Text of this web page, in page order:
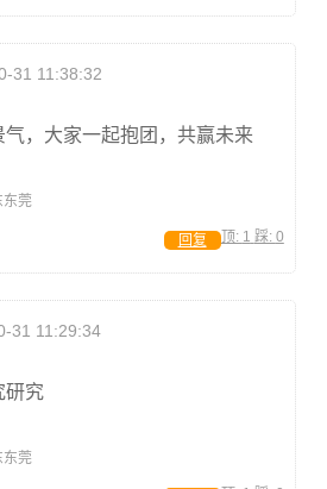
31 11:38:32
，大家一起抱团，共赢未来
东莞
顶: 1 踩: 0
回复
31 11:29:34
研究
东莞